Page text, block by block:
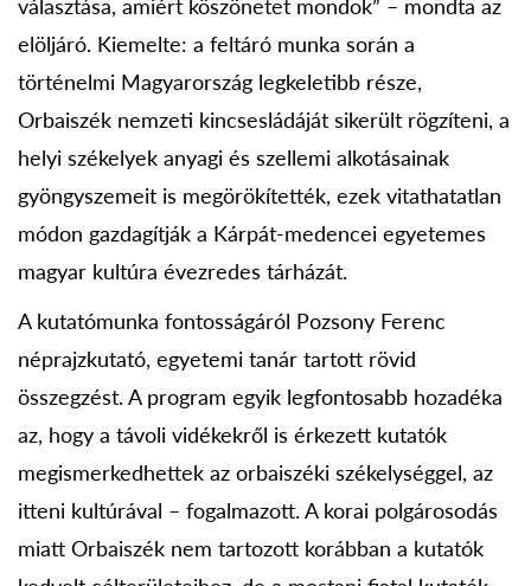
választása, amiért köszönetet mondok” – mondta az
elöljáró. Kiemelte: a feltáró munka során a
történelmi Magyarország legkeletibb része,
Orbaiszék nemzeti kincsesládáját sikerült rögzíteni, a
helyi székelyek anyagi és szellemi alkotásainak
gyöngyszemeit is megörökítették, ezek vitathatatlan
módon gazdagítják a Kárpát-medencei egyetemes
magyar kultúra évezredes tárházát.
A kutatómunka fontosságáról Pozsony Ferenc
néprajzkutató, egyetemi tanár tartott rövid
összegzést. A program egyik legfontosabb hozadéka
az, hogy a távoli vidékekről is érkezett kutatók
megismerkedhettek az orbaiszéki székelységgel, az
itteni kultúrával – fogalmazott. A korai polgárosodás
miatt Orbaiszék nem tartozott korábban a kutatók